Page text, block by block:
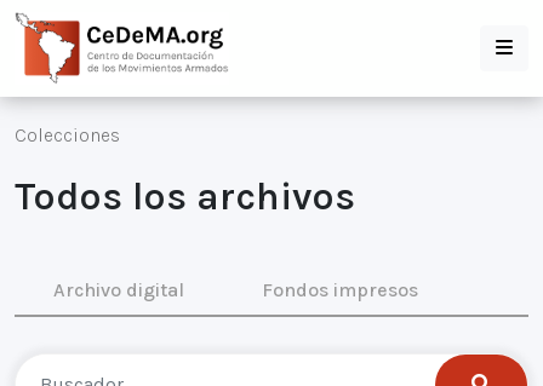
Colecciones
Todos los archivos
Archivo digital Fondos impresos